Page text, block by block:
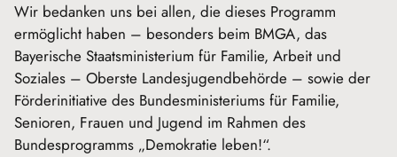
Wir bedanken uns bei allen, die dieses Programm
ermöglicht haben – besonders beim BMGA, das
Bayerische Staatsministerium für Familie, Arbeit und
Soziales – Oberste Landesjugendbehörde – sowie der
Förderinitiative des Bundesministeriums für Familie,
Senioren, Frauen und Jugend im Rahmen des
Bundesprogramms „Demokratie leben!“.